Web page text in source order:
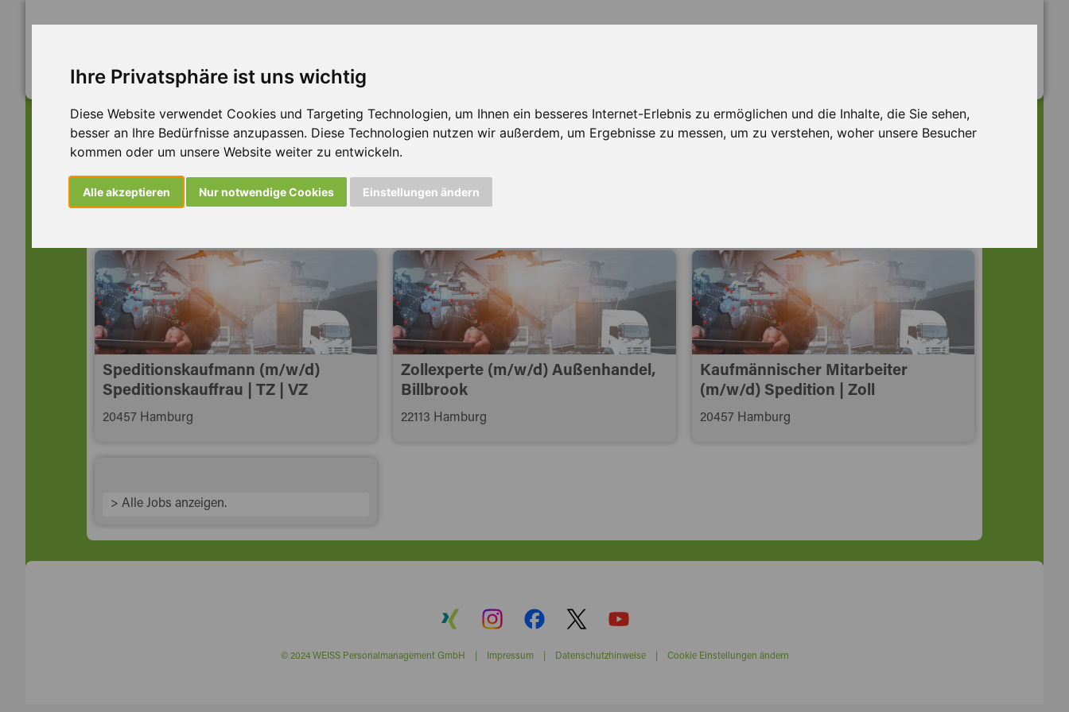
Ihre Privatsphäre ist uns wichtig
Diese Website verwendet Cookies und Targeting Technologien, um Ihnen ein besseres Internet-Erlebnis zu ermöglichen und die Inhalte, die Sie sehen,
besser an Ihre Bedürfnisse anzupassen. Diese Technologien nutzen wir außerdem, um Ergebnisse zu messen, um zu verstehen, woher unsere Besucher
kommen oder um unsere Website weiter zu entwickeln.
Alle akzeptieren Nur notwendige Cookies Einstellungen ändern
Dieser Job ist leider nicht mehr verfügbar ...
... aber vielleicht ist hier etwas dabei:
Speditionskaufmann (m/w/d)
Speditionskauffrau | TZ | VZ
20457 Hamburg
Zollexperte (m/w/d) Außenhandel,
Billbrook
22113 Hamburg
Kaufmännischer Mitarbeiter
(m/w/d) Spedition | Zoll
20457 Hamburg
> Alle Jobs anzeigen.
© 2024 WEISS Personalmanagement GmbH | Impressum| Datenschutzhinweise| Cookie Einstellungen ändern